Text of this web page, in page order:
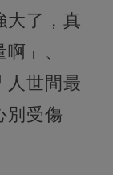
大了，真
」、
人世間最
別受傷